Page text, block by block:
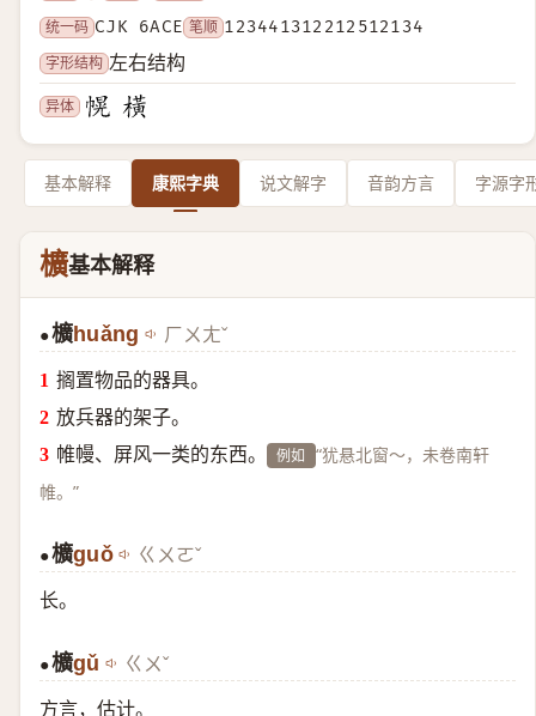
统一码 CJK 6ACE 笔顺 123441312212512134
字形结构 左右结构
异体
基本解释 康熙字典 说文解字 音韵方言 字源字
櫎基本解释
●櫎huǎng ㄏㄨㄤˇ
搁置物品的器具。
放兵器的架子。
帷幔、屏风一类的东西。
例如 “犹悬北窗～，未卷南轩
帷。”
●櫎guǒ ㄍㄨㄛˇ
长。
●櫎gǔ ㄍㄨˇ
方言，估计。